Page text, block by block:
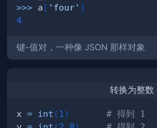
>>> a [ 'four' ]
4
键-值对，一种像 JSON 那样对象
转换为整数
x = int (1)
# 得到 1